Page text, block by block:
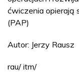
ćwiczenia opierają
(PAP)
Autor: Jerzy Rausz
rau/ itm/